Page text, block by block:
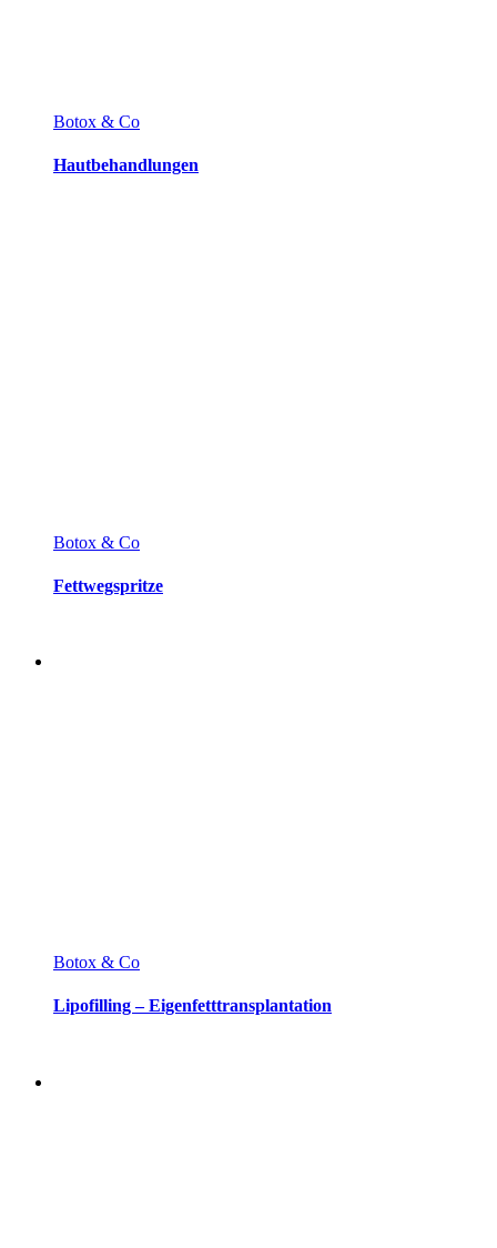
Botox & Co
Hautbehandlungen
Botox & Co
Fettwegspritze
Botox & Co
Lipofilling – Eigenfetttransplantation